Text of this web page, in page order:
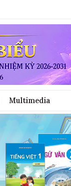
Multimedia